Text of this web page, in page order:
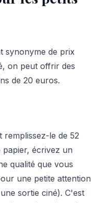
synonyme de prix
on peut offrir des
de 20 euros.
le de 52
papier, écrivez un
qualité que vous
une petite attention
sortie ciné). C'est